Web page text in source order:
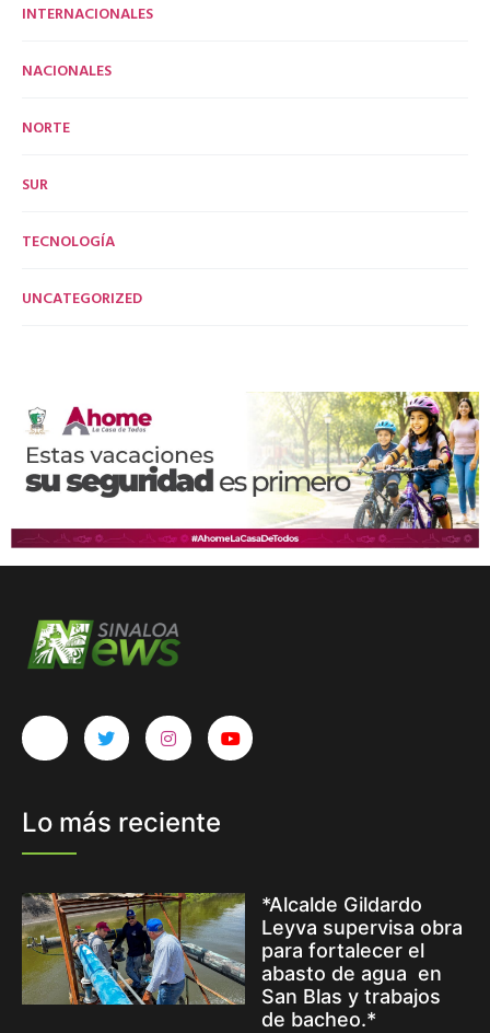
INTERNACIONALES
NACIONALES
NORTE
SUR
TECNOLOGÍA
UNCATEGORIZED
Lo más reciente
*Alcalde Gildardo
Leyva supervisa obra
para fortalecer el
abasto de agua en
San Blas y trabajos
de bacheo.*